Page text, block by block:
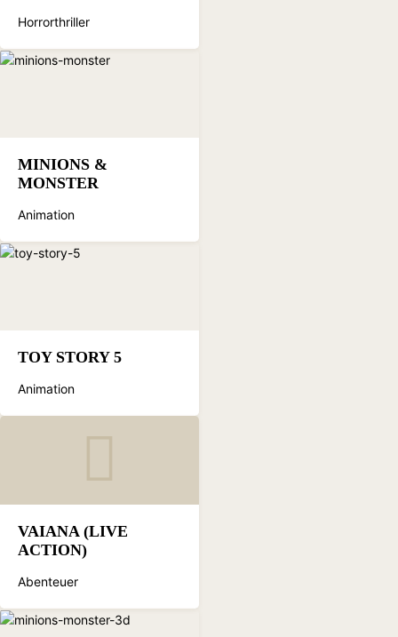
Horrorthriller
MINIONS &
MONSTER
Animation
TOY STORY 5
Animation
VAIANA (LIVE
ACTION)
Abenteuer